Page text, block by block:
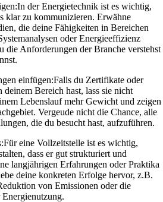
In der Energietechnik ist es wichtig,
klar zu kommunizieren. Erwähne
die deine Fähigkeiten in Bereichen
oder Energieeffizienz
die Anforderungen der Branche verstehst
einfügen:Falls du Zertifikate oder
Bereich hast, lass sie nicht
Lebenslauf mehr Gewicht und zeigen
Vergeude nicht die Chance, alle
die du besucht hast, aufzuführen.
Für eine Vollzeitstelle ist es wichtig,
dass er gut strukturiert und
langjährigen Erfahrungen oder Praktika
deine konkreten Erfolge hervor, z.B.
von Emissionen oder die